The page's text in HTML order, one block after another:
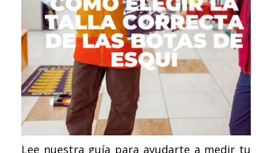
Lee nuestra guía para ayudarte a medir tu